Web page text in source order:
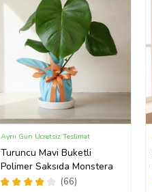
Turuncu Mavi Buketli
Polimer Saksıda Monstera
(66)
Aynı Gün Ücretsiz Teslimat